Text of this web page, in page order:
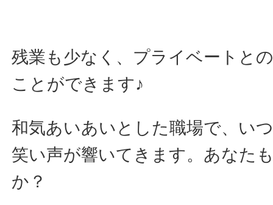
残業も少なく、プライベートと
ことができます♪
和気あいあいとした職場で、い
笑い声が響いてきます。あなた
か？